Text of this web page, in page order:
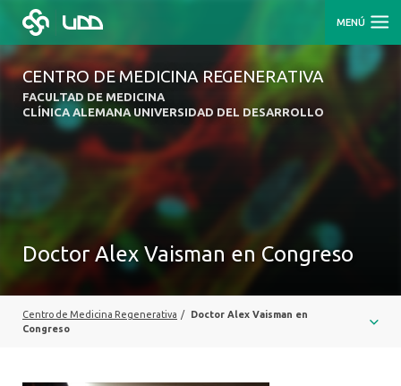
MENÚ
CENTRO DE MEDICINA REGENERATIVA
FACULTAD DE MEDICINA
CLÍNICA ALEMANA UNIVERSIDAD DEL DESARROLLO
Doctor Alex Vaisman en Congreso
Centro de Medicina Regenerativa /
Doctor Alex Vaisman en
Congreso